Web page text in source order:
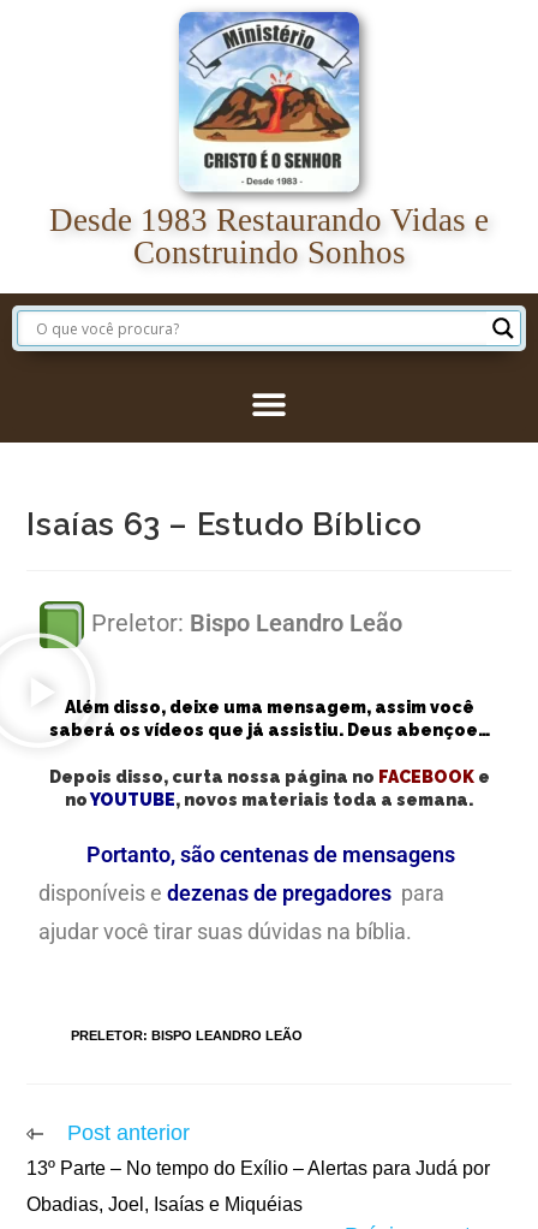
Desde 1983 Restaurando Vidas e
Construindo Sonhos
Isaías 63 – Estudo Bíblico
Preletor: Bispo Leandro Leão
Além disso, deixe uma mensagem, assim você
saberá os vídeos que já assistiu. Deus abençoe…
Depois disso, curta nossa página no FACEBOOKe
noYOUTUBE, novos materiais toda a semana.
Portanto, são centenas de mensagens
disponíveis edezenas de pregadores para
ajudar você tirar suas dúvidas na bíblia.
PRELETOR: BISPO LEANDRO LEÃO
Post anterior
13º Parte – No tempo do Exílio – Alertas para Judá por
Obadias, Joel, Isaías e Miquéias